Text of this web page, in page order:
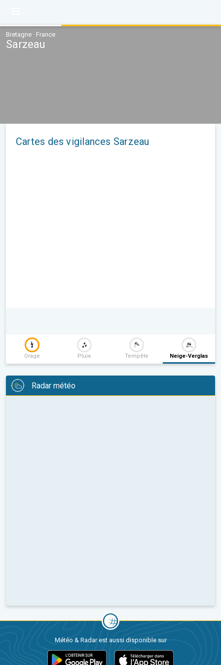
Bretagne · France
Sarzeau
Cartes des vigilances Sarzeau
Orage Pluie Tempête Neige-Verglas
Radar météo
Météo & Radar est aussi disponible sur